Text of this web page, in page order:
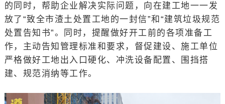
的同时，帮助企业解决实际问题，向在建工地一一发
放了“致全市渣土处置工地的一封信”和“建筑垃圾规范
处置告知书”。同时，提醒做好开工前的各项准备工
作，主动告知管理标准和要求，督促建设、施工单位
严格做好工地出入口硬化、冲洗设备配置、围挡搭
建、规范消纳等工作。